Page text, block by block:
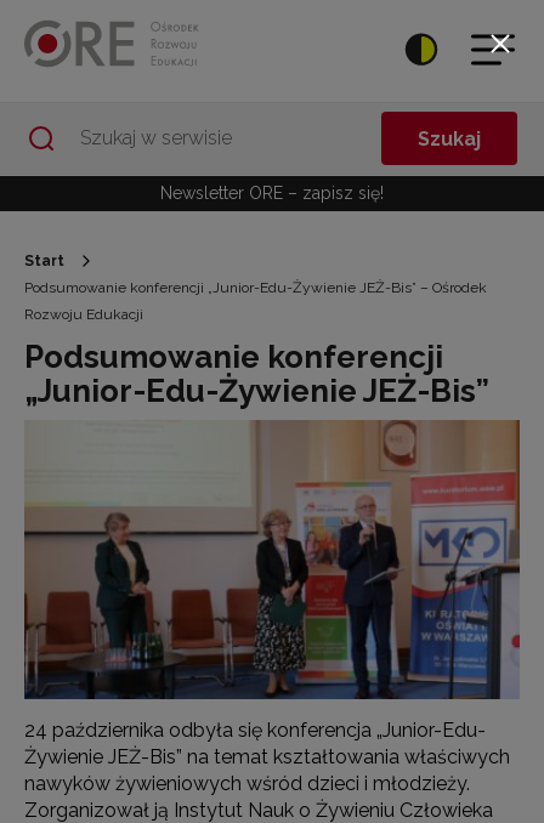
Szukaj
Newsletter ORE – zapisz się!
Start
Podsumowanie konferencji „Junior-Edu-Żywienie JEŻ-Bis” – Ośrodek
Rozwoju Edukacji
Podsumowanie konferencji
„Junior-Edu-Żywienie JEŻ-Bis”
24 października odbyła się konferencja „Junior-Edu-
Żywienie JEŻ-Bis” na temat kształtowania właściwych
nawyków żywieniowych wśród dzieci i młodzieży.
Zorganizował ją Instytut Nauk o Żywieniu Człowieka